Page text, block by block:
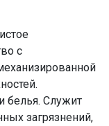
с
белья. Служит
загрязнений,